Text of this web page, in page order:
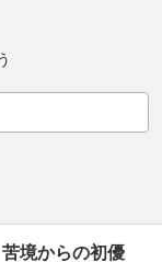
苦境からの初優